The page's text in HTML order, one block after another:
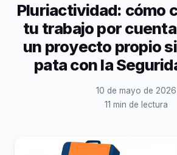
Pluriactividad: cómo
tu trabajo por
un proyecto propio
pata con la
10 de mayo de 2026
11 min de lectura